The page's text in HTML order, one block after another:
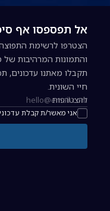
אל תפספסו אף
הצטרפו לרשימת התפוצה
והתמונות המרהיבות
תקבלו מאתנו עדכונים,
חיי השונית.
כתובת אימייל להרשמה
אני מאשר/ת קבלת
להצטרפות